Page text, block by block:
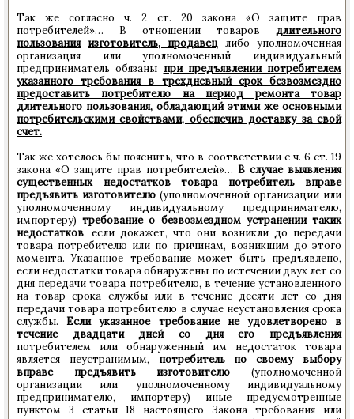
Так же согласно ч. 2 ст. 20 закона «О защите прав
потребителей»… В отношении товаров длительного
пользования изготовитель, продавец либо уполномоченная
организация или уполномоченный индивидуальный
предприниматель обязаны при предъявлении потребителем
указанного требования в трехдневный срок безвозмездно
предоставить потребителю на период ремонта товар
длительного пользования, обладающий этими же основными
потребительскими свойствами, обеспечив доставку за свой
счет.
Так же хотелось бы пояснить, что в соответствии с ч. 6 ст. 19
закона «О защите прав потребителей»… В случае выявления
существенных недостатков товара потребитель вправе
предъявить изготовителю (уполномоченной организации или
уполномоченному индивидуальному предпринимателю,
импортеру)требование о безвозмездном устранении таких
недостатков, если докажет, что они возникли до передачи
товара потребителю или по причинам, возникшим до этого
момента. Указанное требование может быть предъявлено,
если недостатки товара обнаружены по истечении двух лет со
дня передачи товара потребителю, в течение установленного
на товар срока службы или в течение десяти лет со дня
передачи товара потребителю в случае неустановления срока
службы.Если указанное требование не удовлетворено в
течение двадцати дней со дня его предъявления
потребителем или обнаруженный им недостаток товара
является неустранимым, потребитель по своему выбору
вправе предъявить изготовителю (уполномоченной
организации или уполномоченному индивидуальному
предпринимателю, импортеру) иные предусмотренные
пунктом 3 статьи 18 настоящего Закона требования или